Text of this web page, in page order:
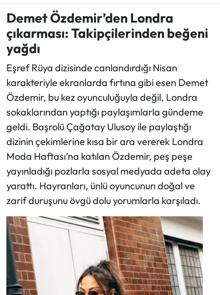
Demet Özdemir’den Londra
çıkarması: Takipçilerinden beğeni
yağdı
Eşref Rüya dizisinde canlandırdığı Nisan
karakteriyle ekranlarda fırtına gibi esen Demet
Özdemir, bu kez oyunculuğuyla değil, Londra
sokaklarından yaptığı paylaşımlarla gündeme
geldi. Başrolü Çağatay Ulusoy ile paylaştığı
dizinin çekimlerine kısa bir ara vererek Londra
Moda Haftası’na katılan Özdemir, peş peşe
yayınladığı pozlarla sosyal medyada adeta olay
yarattı. Hayranları, ünlü oyuncunun doğal ve
zarif duruşunu övgü dolu yorumlarla karşıladı.
BIK
ASTROLOJİ
Spor Yazıları
Mektup Galeri
Ekonomi
Sağlık
Turizm
Teknoloji